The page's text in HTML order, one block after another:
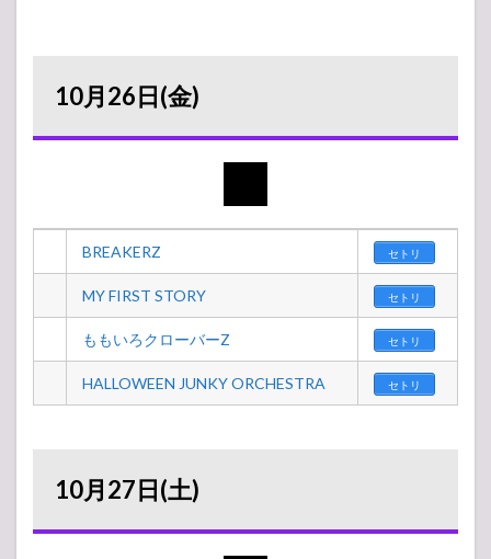
10月26日(金)
BREAKERZ セトリ
MY FIRST STORY セトリ
ももいろクローバーZ セトリ
HALLOWEEN JUNKY ORCHESTRA セトリ
10月27日(土)